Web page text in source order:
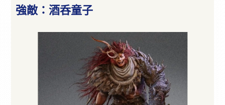
強敵：酒呑童子